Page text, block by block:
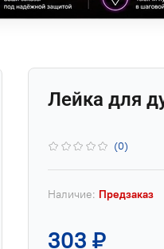
(0)
Наличие: Предзаказ
Лейка для
303 ₽